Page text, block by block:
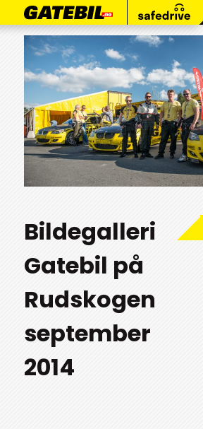
Bildegalleri
Gatebil på
Rudskogen
september
2014